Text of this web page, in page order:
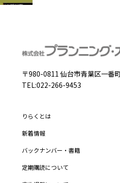
〒980-0811 仙台市青葉区一番
TEL:022-266-9453
りらくとは
新着情報
バックナンバー・書籍
定期購読について